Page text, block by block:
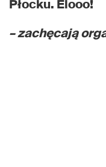
Płocku. Elooo!
– zachęcają